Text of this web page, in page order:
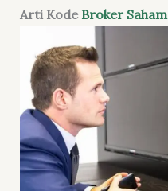
Arti Kode Broker Saham